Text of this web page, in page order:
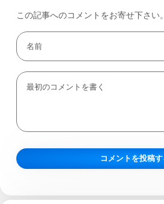
この記事へのコメントをお寄せ下さい。